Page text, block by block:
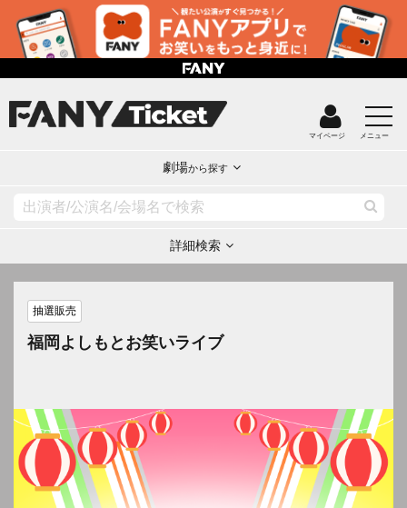
マイページ メニュー
劇場から探す
詳細検索
抽選販売
福岡よしもとお笑いライブ